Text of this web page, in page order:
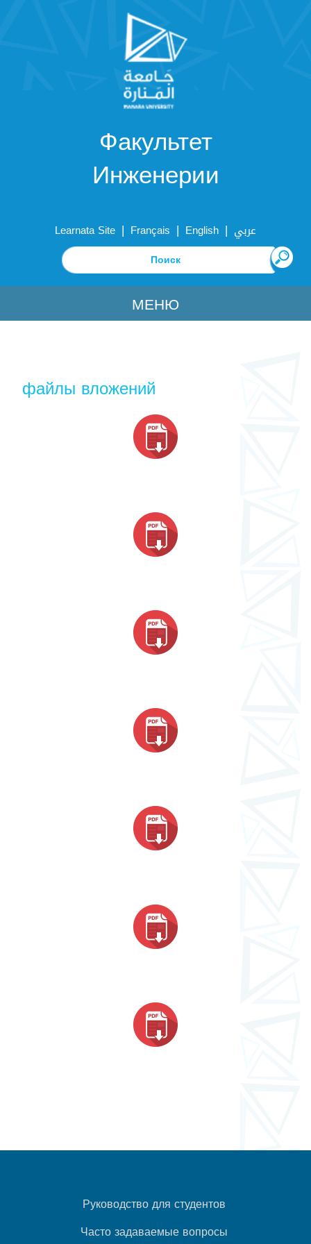
Факультет
Инженерии
Learnata Site | Français | English | عربي
МЕНЮ
файлы вложений
Руководство для студентов
Часто задаваемые вопросы